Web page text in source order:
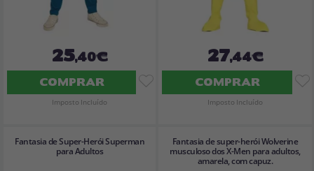
25,40€
COMPRAR
Imposto Incluído
27,44€
COMPRAR
Imposto Incluído
Fantasia de Super-Herói Superman
para Adultos
Fantasia de super-herói Wolverine
musculoso dos X-Men para adultos,
amarela, com capuz.